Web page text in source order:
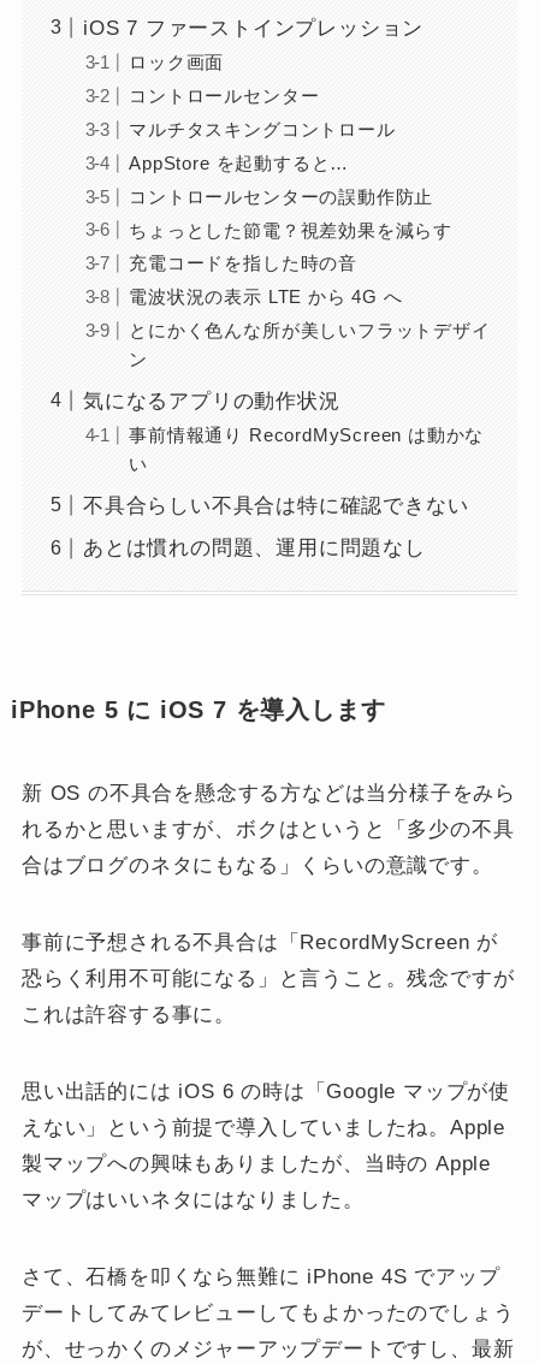
iOS 7 ファーストインプレッション
ロック画面
コントロールセンター
マルチタスキングコントロール
AppStore を起動すると…
コントロールセンターの誤動作防止
ちょっとした節電？視差効果を減らす
充電コードを指した時の音
電波状況の表示 LTE から 4G へ
とにかく色んな所が美しいフラットデザイ
ン
気になるアプリの動作状況
事前情報通り RecordMyScreen は動かな
い
不具合らしい不具合は特に確認できない
あとは慣れの問題、運用に問題なし
iPhone 5 に iOS 7 を導入します
新 OS の不具合を懸念する方などは当分様子をみら
れるかと思いますが、ボクはというと「多少の不具
合はブログのネタにもなる」くらいの意識です。
事前に予想される不具合は「RecordMyScreen が
恐らく利用不可能になる」と言うこと。残念ですが
これは許容する事に。
思い出話的には iOS 6 の時は「Google マップが使
えない」という前提で導入していましたね。Apple
製マップへの興味もありましたが、当時の Apple
マップはいいネタにはなりました。
さて、石橋を叩くなら無難に iPhone 4S でアップ
デートしてみてレビューしてもよかったのでしょう
が、せっかくのメジャーアップデートですし、最新